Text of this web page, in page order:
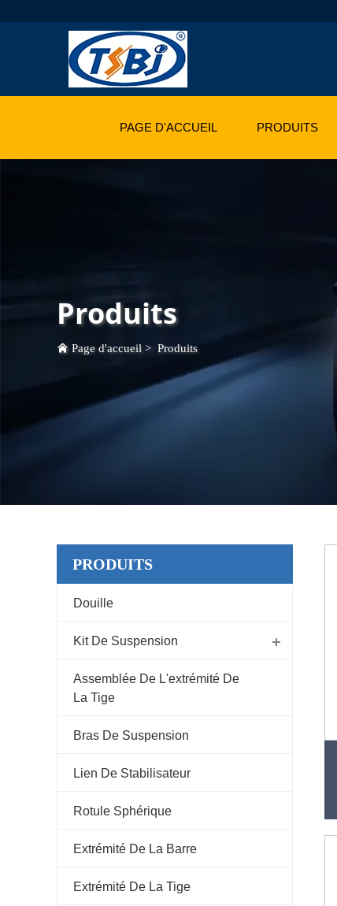
PAGE D'ACCUEIL PRODUITS
Produits
Page d'accueil > Produits
PRODUITS
Douille
Kit De Suspension
Assemblée De L'extrémité De
La Tige
Bras De Suspension
Lien De Stabilisateur
Rotule Sphérique
Extrémité De La Barre
Extrémité De La Tige